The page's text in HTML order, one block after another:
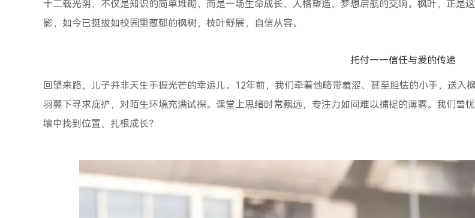
十二载光阴，不仅是知识的简单堆砌，而是一场生命成长、人格塑造、梦想启航的交响。枫叶，正是
影，如今已挺拔如校园里葱郁的枫树，枝叶舒展，自信从容。
托付——信任与爱的传递
回望来路，儿子并非天生手握光芒的幸运儿。12年前，我们牵着他略带羞涩、甚至胆怯的小手，送
羽翼下寻求庇护，对陌生环境充满试探。课堂上思绪时常飘远，专注力如同难以捕捉的薄雾。我们曾
壤中找到位置、扎根成长？